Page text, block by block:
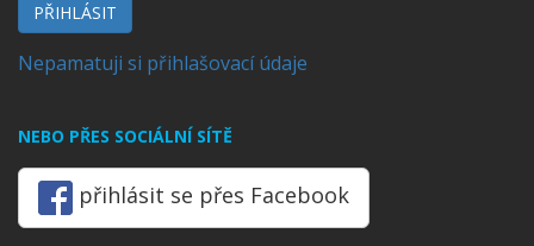
PŘIHLÁSIT
Nepamatuji si přihlašovací údaje
NEBO PŘES SOCIÁLNÍ SÍTĚ
přihlásit se přes Facebook